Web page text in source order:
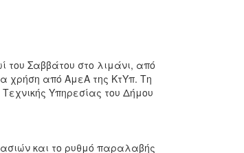
Σαββάτου στο λιμάνι, από
χρήση από ΑμεΑ της ΚτΥπ. Τη
Υπηρεσίας του Δήμου
και το ρυθμό παραλαβής